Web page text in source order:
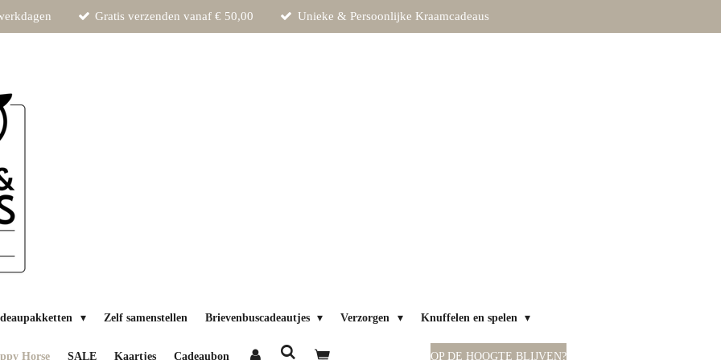
Gratis verzenden vanaf € 50,00 Unieke & Persoonlijke Kraamcadeaus
Zelf samenstellen Brievenbuscadeautjes Verzorgen Knuffelen en spelen
Horse SALE Kaartjes Cadeaubon OP DE HOOGTE BLIJVEN?